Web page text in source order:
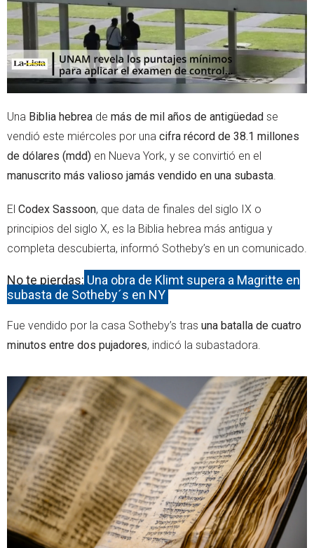
Una Biblia hebrea de más de mil años de antigüedad se
vendió este miércoles por una cifra récord de 38.1 millones
de dólares (mdd) en Nueva York, y se convirtió en el
manuscrito más valioso jamás vendido en una subasta
El Codex Sassoon, que data de finales del siglo IX o
principios del siglo X, es la Biblia hebrea más antigua y
completa descubierta, informó Sotheby’s en un comunicado.
No te pierdas: Una obra de Klimt supera a Magritte en
subasta de Sotheby´s en NY
Fue vendido por la casa Sotheby’s tras una batalla de cuatro
minutos entre dos pujadores, indicó la subastadora.